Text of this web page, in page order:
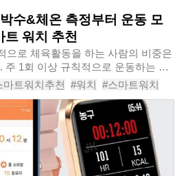
수&체온 측정부터 운동 모
트 워치 추천
으로 체육활동을 하는 사람의 비중은
주 1회 이상 규칙적으로 운동하는 생
43.3%에 불과했지만, 이제는 과반
즐기고 있다. 그..
마트워치추천 #워치 #스마트워치
-N1스포츠스마트워치
론스마트워치 #